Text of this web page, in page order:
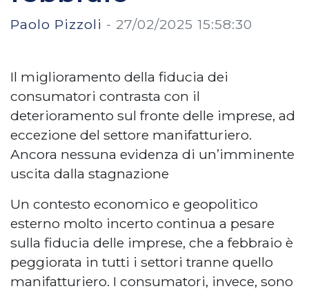
Paolo Pizzoli - 27/02/2025 15:58:30
Il miglioramento della fiducia dei
consumatori contrasta con il
deterioramento sul fronte delle imprese, ad
eccezione del settore manifatturiero.
Ancora nessuna evidenza di un’imminente
uscita dalla stagnazione
Un contesto economico e geopolitico
esterno molto incerto continua a pesare
sulla fiducia delle imprese, che a febbraio è
peggiorata in tutti i settori tranne quello
manifatturiero. I consumatori, invece, sono